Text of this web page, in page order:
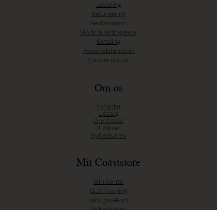
Levering
Returnering
Reklamation
Vilkår & Betingelser
Betaling
Persondatapolitik
Cookie politik
Om os
Nyheder
Udsalg
Om Coast
Butikker
Nyhedsbrev
Mit Coaststore
Min konto
GLS Tracking
Køb gavekort